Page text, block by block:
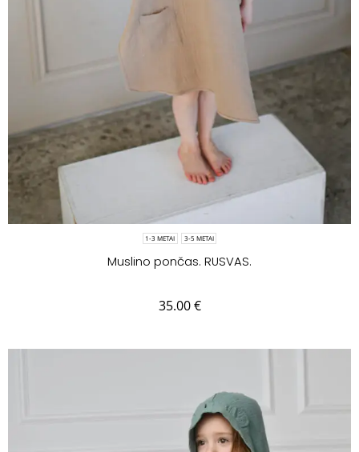
1-3 METAI 3-5 METAI
Muslino pončas. RUSVAS.
35.00€